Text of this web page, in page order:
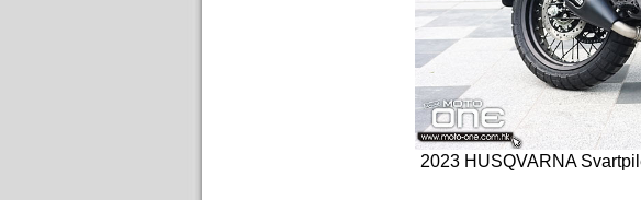
2023 HUSQVARNA